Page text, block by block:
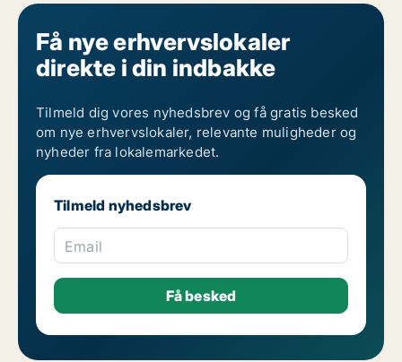
Få nye erhvervslokaler
direkte i din indbakke
Tilmeld dig vores nyhedsbrev og få gratis besked
om nye erhvervslokaler, relevante muligheder og
nyheder fra lokalemarkedet.
Tilmeld nyhedsbrev
Email